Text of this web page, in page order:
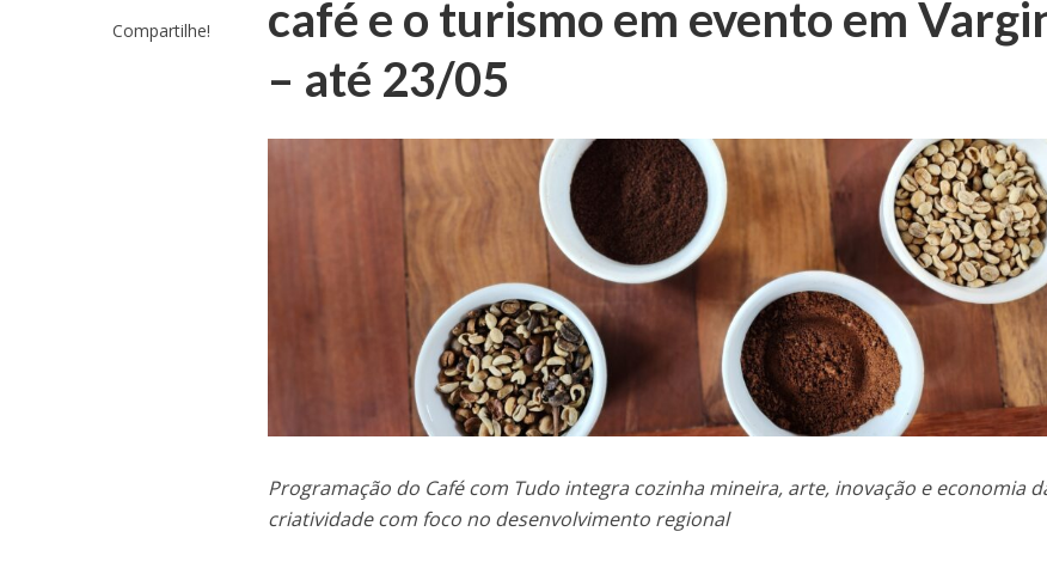
Compartilhe!
café e o turismo em evento em
– até 23/05
Programação do Café com Tudo integra cozinha mineira, arte, inovação e economia
criatividade com foco no desenvolvimento regional